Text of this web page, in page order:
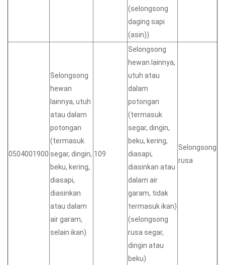
(selongsong
daging sapi
(asin))
0504001900
Selongsong
hewan
lainnya, utuh
atau dalam
potongan
(termasuk
segar, dingin,
beku, kering,
diasapi,
diasinkan
atau dalam
air garam,
selain ikan)
109
Selongsong
hewan lainnya,
utuh atau
dalam
potongan
(termasuk
segar, dingin,
beku, kering,
diasapi,
diasinkan atau
dalam air
garam, tidak
termasuk ikan)
(selongsong
rusa segar,
dingin atau
beku)
Selongsong
rusa